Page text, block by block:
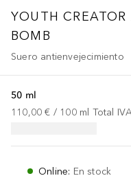
YOUTH CREATOR
BOMB
Suero antienvejecimiento
50 ml
110,00 € / 100 ml Total
Online: En stock